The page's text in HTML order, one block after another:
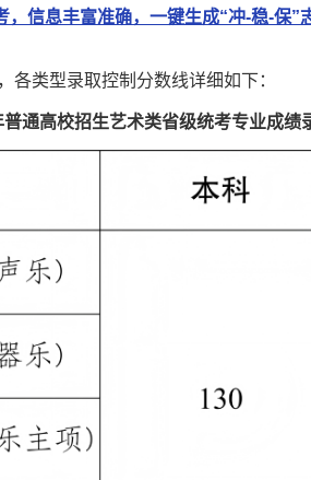
信息丰富准确，一键生成“冲-稳-保”
类型录取控制分数线详细如下：
通高校招生艺术类省级统考专业成绩